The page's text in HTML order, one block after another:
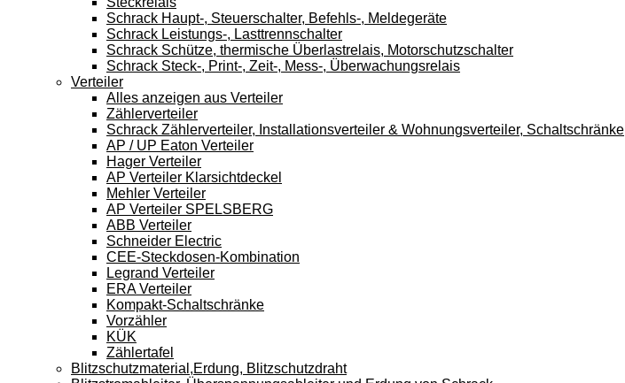
Schrack Haupt-, Steuerschalter, Befehls-, Meldegeräte
Schrack Leistungs-, Lasttrennschalter
Schrack Schütze, thermische Überlastrelais, Motorschutzschalter
Schrack Steck-, Print-, Zeit-, Mess-, Überwachungsrelais
Verteiler
Alles anzeigen aus Verteiler
Zählerverteiler
Schrack Zählerverteiler, Installationsverteiler & Wohnungsverteiler, Schaltschränke
AP / UP Eaton Verteiler
Hager Verteiler
AP Verteiler Klarsichtdeckel
Mehler Verteiler
AP Verteiler SPELSBERG
ABB Verteiler
Schneider Electric
CEE-Steckdosen-Kombination
Legrand Verteiler
ERA Verteiler
Kompakt-Schaltschränke
Vorzähler
KÜK
Zählertafel
Blitzschutzmaterial,Erdung, Blitzschutzdraht